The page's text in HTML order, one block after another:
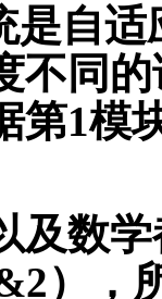
是自
不同
第1模
及数
），